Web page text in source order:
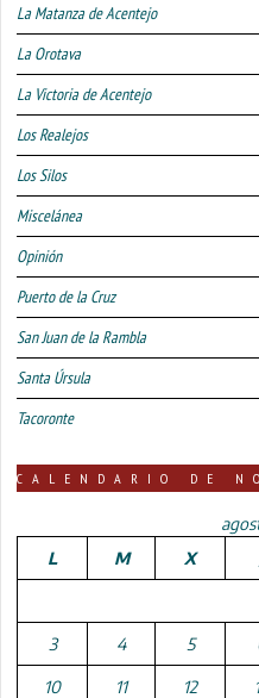
La Matanza de Acentejo
La Orotava
La Victoria de Acentejo
Los Realejos
Los Silos
Miscelánea
Opinión
Puerto de la Cruz
San Juan de la Rambla
Santa Úrsula
Tacoronte
CALENDARIO DE
L
M X
3 4 5
10 11 12